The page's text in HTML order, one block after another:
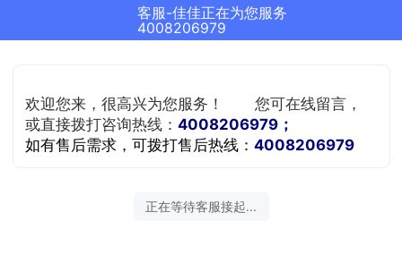
客服-佳佳正在为您服务
4008206979
欢迎您来，很高兴为您服务！
您可在线留言，
或直接拨打咨询热线：4008206979；
如有售后需求，可拨打售后热线：4008206979
正在等待客服接起...